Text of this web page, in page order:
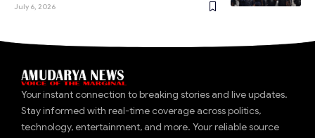
July 6, 2026
Your instant connection to breaking stories and live updates.
Stay informed with real-time coverage across politics,
technology, entertainment, and more. Your reliable source